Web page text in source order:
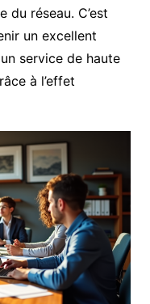
réseau. C’est
un excellent
service de haute
à l’effet